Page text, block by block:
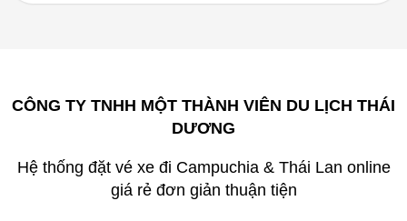
CÔNG TY TNHH MỘT THÀNH VIÊN DU LỊCH THÁI
DƯƠNG
Hệ thống đặt vé xe đi Campuchia & Thái Lan online
giá rẻ đơn giản thuận tiện